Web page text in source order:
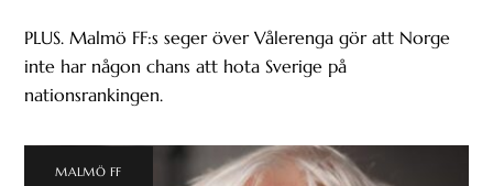
PLUS. Malmö FF:s seger över Vålerenga gör att Norge
inte har någon chans att hota Sverige på
nationsrankingen.
MALMÖ FF